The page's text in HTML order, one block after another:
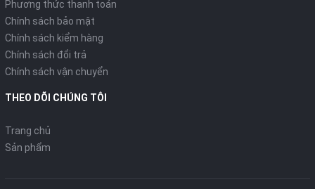
Phương thức thanh toán
Chính sách bảo mật
Chính sách kiểm hàng
Chính sách đổi trả
Chính sách vận chuyển
THEO DÕI CHÚNG TÔI
Trang chủ
Sản phẩm